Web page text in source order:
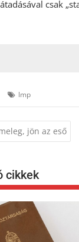
csak
lmp
jön az eső
cikkek